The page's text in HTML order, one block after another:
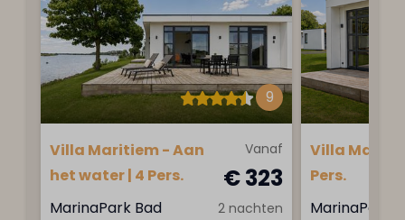
9
Vanaf
€ 323
2 nachten
Villa Maritiem - Aan
het water | 4 Pers.
MarinaPark Bad
Villa
Pers.
MarinaPark